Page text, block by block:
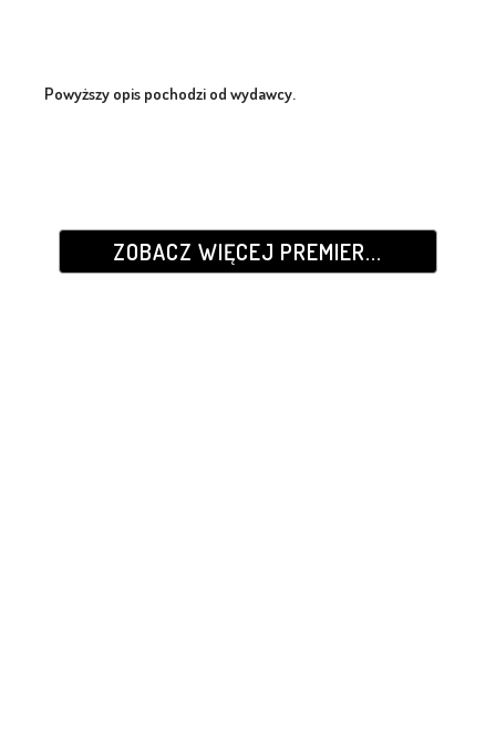
Powyższy opis pochodzi od wydawcy.
ZOBACZ WIĘCEJ PREMIER...